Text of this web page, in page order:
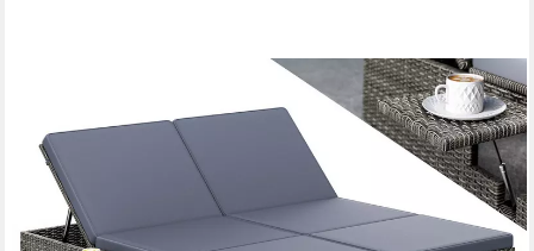
Gartenliege, Doppelliege Klapptisch Wetterfest 7-fach
Höhenverstellbar Liegestuhl
288,95 €
lieferbar - in 2-3 Werktagen bei dir